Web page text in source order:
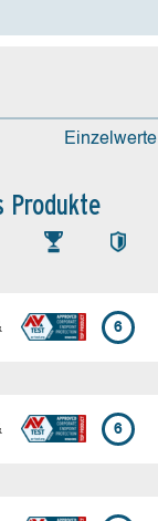
Einzelwerte
Produkte
6
6